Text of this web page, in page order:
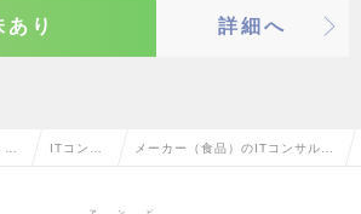
あり 詳細へ
W ITコンサ メーカー（食品）のITコンサルタ